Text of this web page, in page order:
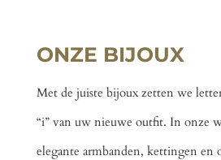
ONZE BIJOUX
Met de juiste bijoux zetten we
“i” van uw nieuwe outfit. In onze
elegante armbanden, kettingen en